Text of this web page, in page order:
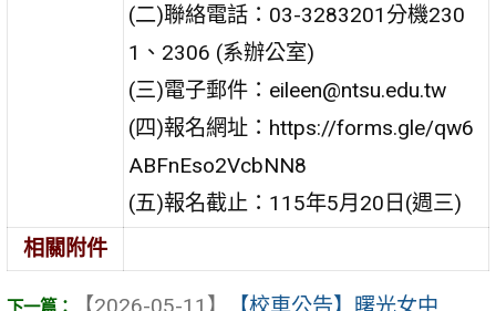
(二)聯絡電話：03-3283201分機230
1、2306 (系辦公室)
(三)電子郵件：eileen@ntsu.edu.tw
(四)報名網址：https://forms.gle/qw6
ABFnEso2VcbNN8
(五)報名截止：115年5月20日(週三)
相關附件